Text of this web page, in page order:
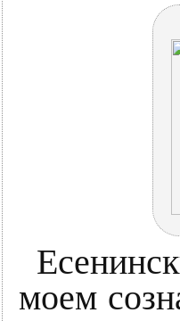
моем